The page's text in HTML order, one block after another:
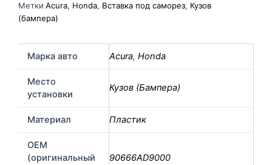
Метки Acura, Honda, Вставка под саморез, Кузов
(бампера)
Марка авто Acura, Honda
Место
установки
Кузов (Бампера)
Материал Пластик
OEM
(оригинальный
90666AD9000